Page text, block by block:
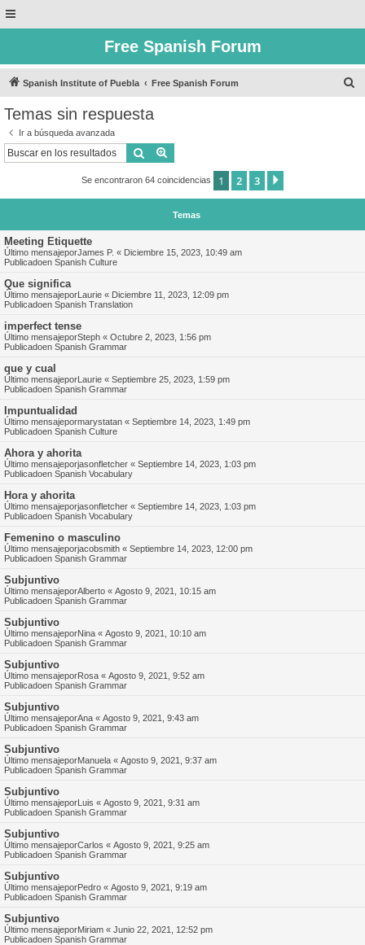
Free Spanish Forum
Spanish Institute of Puebla Free Spanish Forum
Temas sin respuesta
Ir a búsqueda avanzada
Buscar
Se encontraron 64 coincidencias 1 2 3
Temas
Meeting Etiquette
Último mensajeporJames P. « Diciembre 15, 2023, 10:49 am
Publicadoen Spanish Culture
Que significa
Último mensajeporLaurie « Diciembre 11, 2023, 12:09 pm
Publicadoen Spanish Translation
imperfect tense
Último mensajeporSteph « Octubre 2, 2023, 1:56 pm
Publicadoen Spanish Grammar
que y cual
Último mensajeporLaurie « Septiembre 25, 2023, 1:59 pm
Publicadoen Spanish Grammar
Impuntualidad
Último mensajepormarystatan « Septiembre 14, 2023, 1:49 pm
Publicadoen Spanish Culture
Ahora y ahorita
Último mensajeporjasonfletcher « Septiembre 14, 2023, 1:03 pm
Publicadoen Spanish Vocabulary
Hora y ahorita
Último mensajeporjasonfletcher « Septiembre 14, 2023, 1:03 pm
Publicadoen Spanish Vocabulary
Femenino o masculino
Último mensajeporjacobsmith « Septiembre 14, 2023, 12:00 pm
Publicadoen Spanish Grammar
Subjuntivo
Último mensajeporAlberto « Agosto 9, 2021, 10:15 am
Publicadoen Spanish Grammar
Subjuntivo
Último mensajeporNina « Agosto 9, 2021, 10:10 am
Publicadoen Spanish Grammar
Subjuntivo
Último mensajeporRosa « Agosto 9, 2021, 9:52 am
Publicadoen Spanish Grammar
Subjuntivo
Último mensajeporAna « Agosto 9, 2021, 9:43 am
Publicadoen Spanish Grammar
Subjuntivo
Último mensajeporManuela « Agosto 9, 2021, 9:37 am
Publicadoen Spanish Grammar
Subjuntivo
Último mensajeporLuis « Agosto 9, 2021, 9:31 am
Publicadoen Spanish Grammar
Subjuntivo
Último mensajeporCarlos « Agosto 9, 2021, 9:25 am
Publicadoen Spanish Grammar
Subjuntivo
Último mensajeporPedro « Agosto 9, 2021, 9:19 am
Publicadoen Spanish Grammar
Subjuntivo
Último mensajeporMiriam « Junio 22, 2021, 12:52 pm
Publicadoen Spanish Grammar